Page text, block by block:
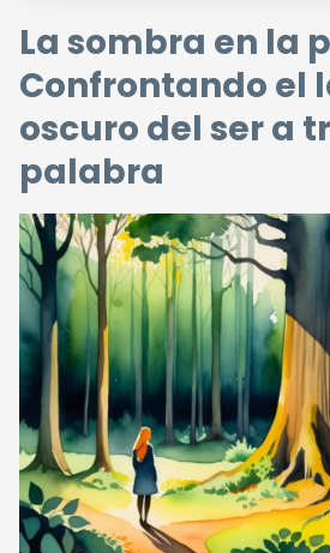
La sombra en la
Confrontando el
oscuro del ser a
palabra